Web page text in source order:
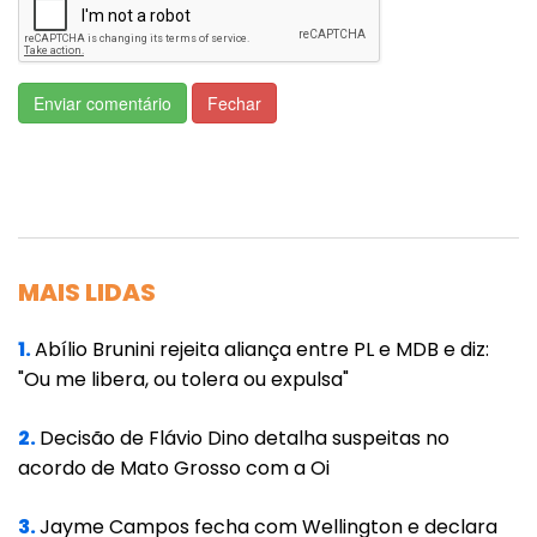
destacou o prefeito.
A Prefeitura de Cuiabá anunciou que o
calendário de pagamentos será
poderá ser aplicado em apostas.
Equipes de assistência social seguem
atuando nas regiões mais afetadas,
novos casos de necessidade emergencial.
Enviar comentário Fechar
MAIS LIDAS
1.Abílio Brunini rejeita aliança entre PL e MDB e diz:
"Ou me libera, ou tolera ou expulsa"
2.Decisão de Flávio Dino detalha suspeitas no
acordo de Mato Grosso com a Oi
3.Jayme Campos fecha com Wellington e declara